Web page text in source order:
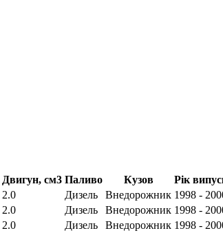
Двигун, см3 Паливо Кузов
Рік
2.0 Дизель Внедорожник 1998 -
2.0 Дизель Внедорожник 1998 -
2.0 Дизель Внедорожник 1998 -